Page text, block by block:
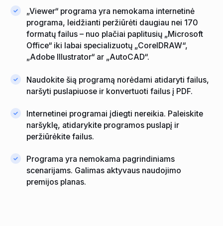
„Viewer“ programa yra nemokama internetinė
programa, leidžianti peržiūrėti daugiau nei 170
formatų failus – nuo ​​plačiai paplitusių „Microsoft
Office“ iki labai specializuotų „CorelDRAW“,
„Adobe Illustrator“ ar „AutoCAD“.
Naudokite šią programą norėdami atidaryti failus,
naršyti puslapiuose ir konvertuoti failus į PDF.
Internetinei programai įdiegti nereikia. Paleiskite
naršyklę, atidarykite programos puslapį ir
peržiūrėkite failus.
Programa yra nemokama pagrindiniams
scenarijams. Galimas aktyvaus naudojimo
premijos planas.